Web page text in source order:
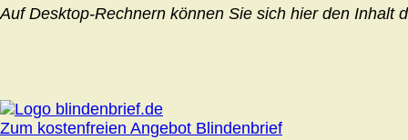
Auf Desktop-Rechnern können Sie sich hier den Inhalt
Zum kostenfreien Angebot Blindenbrief